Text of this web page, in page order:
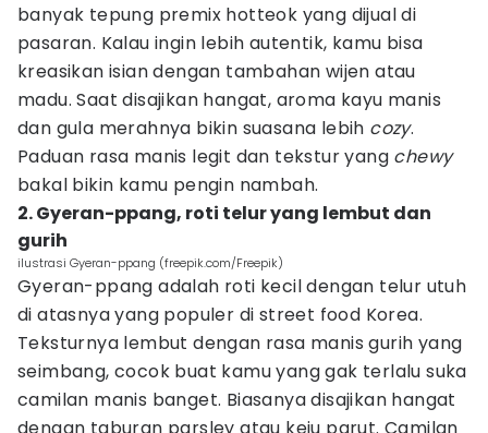
banyak tepung premix hotteok yang dijual di
pasaran. Kalau ingin lebih autentik, kamu bisa
kreasikan isian dengan tambahan wijen atau
madu. Saat disajikan hangat, aroma kayu manis
dan gula merahnya bikin suasana lebih cozy.
Paduan rasa manis legit dan tekstur yang chewy
bakal bikin kamu pengin nambah.
2. Gyeran-ppang, roti telur yang lembut dan
gurih
ilustrasi Gyeran-ppang (freepik.com/Freepik)
Gyeran-ppang adalah roti kecil dengan telur utuh
di atasnya yang populer di street food Korea.
Teksturnya lembut dengan rasa manis gurih yang
seimbang, cocok buat kamu yang gak terlalu suka
camilan manis banget. Biasanya disajikan hangat